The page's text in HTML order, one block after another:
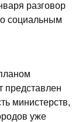
разговор
социальным
представлен
министерств,
уже